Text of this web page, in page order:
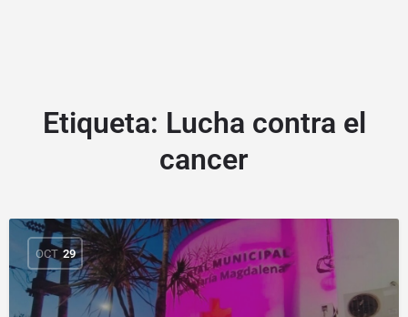
Etiqueta: Lucha contra el
cancer
OCT 29